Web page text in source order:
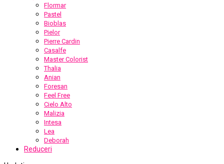
Flormar
Pastel
Bioblas
Pielor
Pierre Cardin
Casalfe
Master Colorist
Thalia
Anian
Foresan
Feel Free
Cielo Alto
Malizia
Intesa
Lea
Deborah
Reduceri